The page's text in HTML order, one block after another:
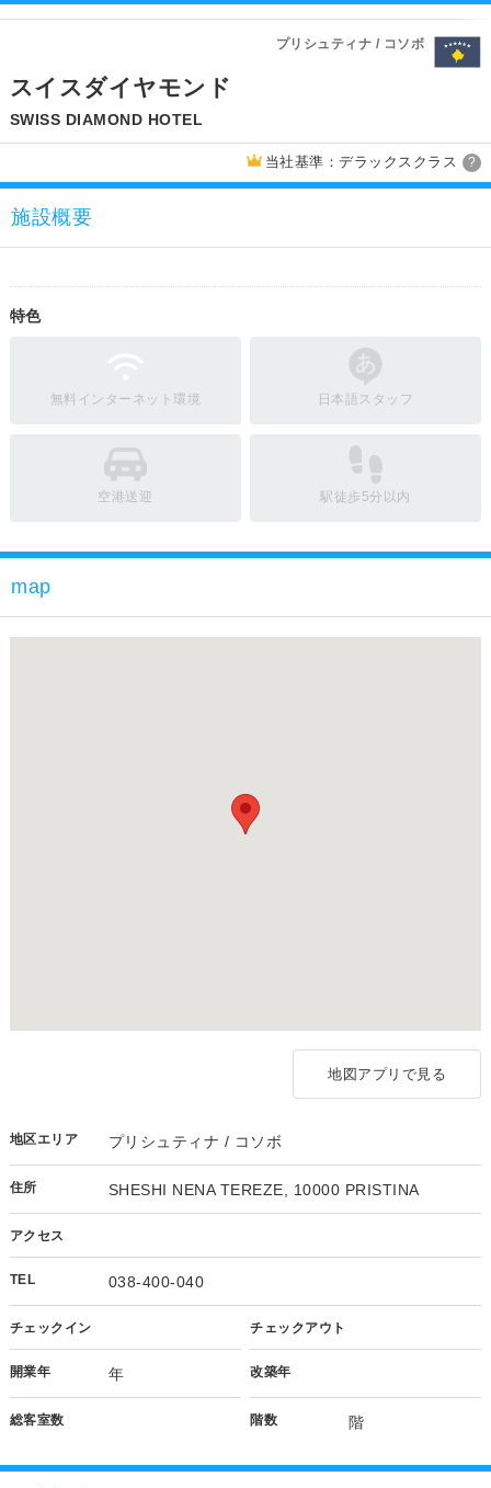
プリシュティナ / コソボ
スイスダイヤモンド
SWISS DIAMOND HOTEL
当社基準：デラックスクラス ?
施設概要
特色
無料インターネット環境 日本語スタッフ
空港送迎 駅徒歩5分以内
map
地図アプリで見る
地区エリア プリシュティナ / コソボ
住所 SHESHI NENA TEREZE, 10000 PRISTINA
アクセス
TEL 038-400-040
チェックイン チェックアウト
開業年 年 改築年
総客室数 階数 階